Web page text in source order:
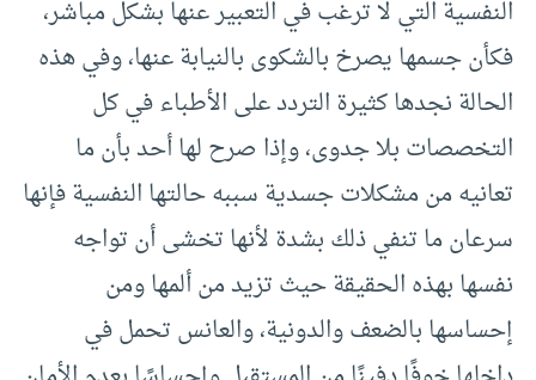
النفسية التي لا ترغب في التعبير عنها بشكل مباشر،
فكأن جسمها يصرخ بالشكوى بالنيابة عنها، وفي هذه
الحالة نجدها كثيرة التردد على الأطباء في كل
التخصصات بلا جدوى، وإذا صرح لها أحد بأن ما
تعانيه من مشكلات جسدية سببه حالتها النفسية فإنها
سرعان ما تنفي ذلك بشدة لأنها تخشى أن تواجه
نفسها بهذه الحقيقة حيث تزيد من ألمها ومن
إحساسها بالضعف والدونية، والعانس تحمل في